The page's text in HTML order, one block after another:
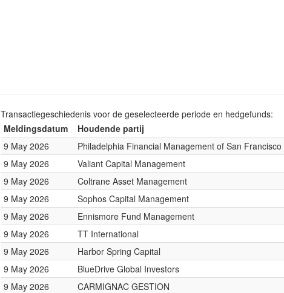
Transactiegeschiedenis voor de geselecteerde periode en hedgefunds:
Meldingsdatum
Houdende partij
9 May 2026
Philadelphia Financial Management of San Francisco
9 May 2026
Valiant Capital Management
9 May 2026
Coltrane Asset Management
9 May 2026
Sophos Capital Management
9 May 2026
Ennismore Fund Management
9 May 2026
TT International
9 May 2026
Harbor Spring Capital
9 May 2026
BlueDrive Global Investors
9 May 2026
CARMIGNAC GESTION